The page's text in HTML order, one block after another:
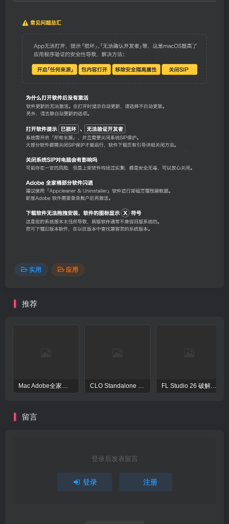
实用 应用
推荐
Mac Adobe全家桶激活工具Adobe Activation Tool CLO Standalone OnlineAuth Mac激活版-CLO3D三维服装设计演示软件 FL Studio 26 破解版 – 强大的音频后期处理程序
留言
登录后发表留言
登录 注册